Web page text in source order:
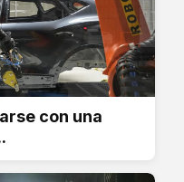
con una